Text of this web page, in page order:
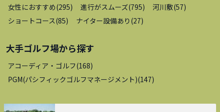
女性におすすめ(295) 進行がスムーズ(795) 河川敷(57)
ショートコース(85) ナイター設備あり (27)
大手ゴルフ場から探す
アコーディア・ゴルフ(168)
PGM(パシフィックゴルフマネージメント)(147)